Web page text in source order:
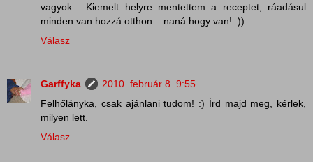
vagyok... Kiemelt helyre mentettem a receptet, ráadásul
minden van hozzá otthon... naná hogy van! :))
Válasz
Garffyka
2010. február 8. 9:55
Felhőlányka, csak ajánlani tudom! :) Írd majd meg, kérlek,
milyen lett.
Válasz